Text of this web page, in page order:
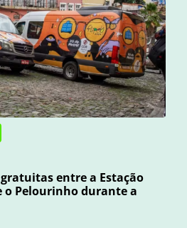
entre a Estação
o Pelourinho durante a